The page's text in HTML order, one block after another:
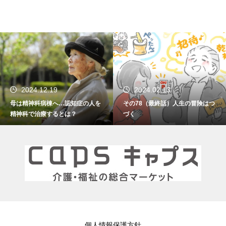
2024.02.13
その78（最終話）人生の冒険はつ
づく
2024.01.15
その77 振り返れば笑門来福